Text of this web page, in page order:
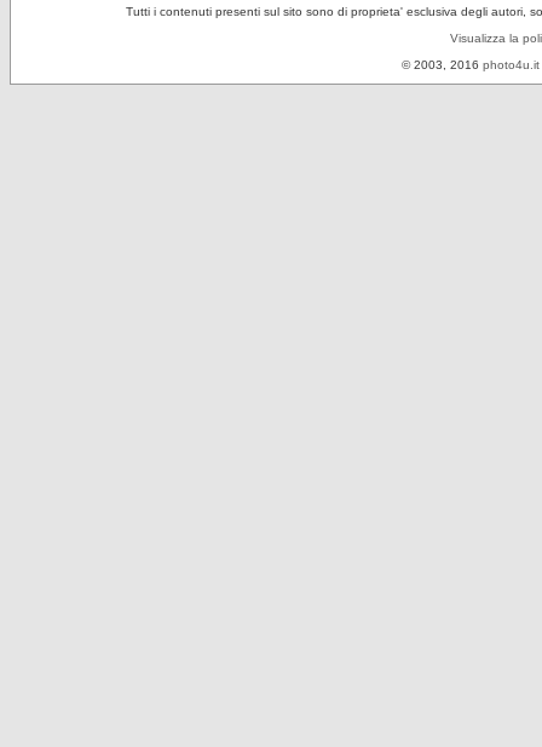
Tutti i contenuti presenti sul sito sono di proprieta' esclusiva degli autori,
Visualizza la
© 2003, 2016 photo4u.it